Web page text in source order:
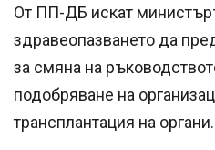
От ПП-ДБ искат
здравеопазването да
за смяна на
подобряване на
трансплантация на органи.